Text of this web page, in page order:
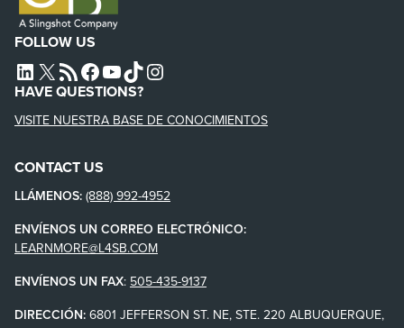
FOLLOW US
L4SB LINKEDIN
X L4SB RSS FEEDL4SB FACEBOOK
L4SB YOUTUBE
TIKTOKINSTAGRAM
HAVE QUESTIONS?
VISITE NUESTRA BASE DE CONOCIMIENTOS
CONTACT US
LLÁMENOS: (888) 992-4952
ENVÍENOS UN CORREO ELECTRÓNICO:
LEARNMORE@L4SB.COM
ENVÍENOS UN FAX: 505-435-9137
DIRECCIÓN: 6801 JEFFERSON ST. NE, STE. 220 ALBUQUERQUE,